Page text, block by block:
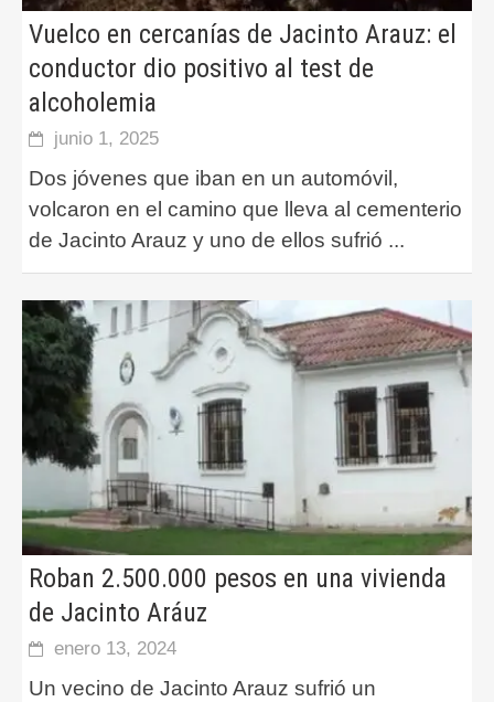
Vuelco en cercanías de Jacinto Arauz: el
conductor dio positivo al test de
alcoholemia
junio 1, 2025
Dos jóvenes que iban en un automóvil,
volcaron en el camino que lleva al cementerio
de Jacinto Arauz y uno de ellos sufrió ...
Roban 2.500.000 pesos en una vivienda
de Jacinto Aráuz
enero 13, 2024
Un vecino de Jacinto Arauz sufrió un